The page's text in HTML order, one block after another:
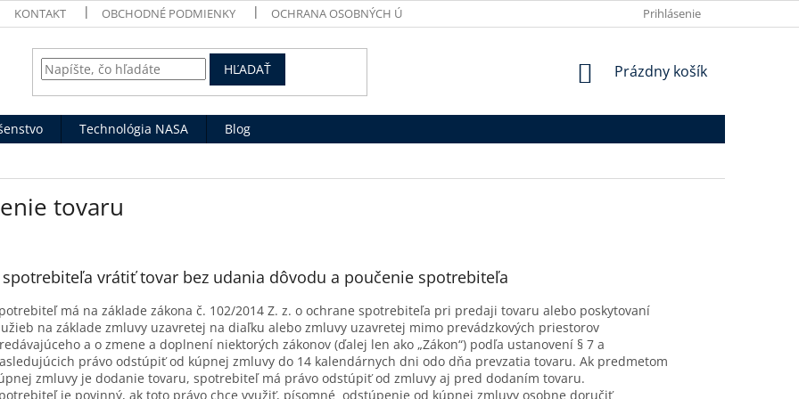
KONTAKT OBCHODNÉ PODMIENKY OCHRANA OSOBNÝCH ÚDAJOV MOJA OBJEDNÁVKA
Prihlásenie
HĽADAŤ
NÁKUPNÝ
Prázdny košík
Technológia NASA
Blog
tovaru
spotrebiteľa vrátiť tovar bez udania dôvodu a poučenie spotrebiteľa
má na základe zákona č. 102/2014 Z. z. o ochrane spotrebiteľa pri predaji tovaru alebo poskytovaní
na základe zmluvy uzavretej na diaľku alebo zmluvy uzavretej mimo prevádzkových priestorov
a o zmene a doplnení niektorých zákonov (ďalej len ako „Zákon“) podľa ustanovení § 7 a
právo odstúpiť od kúpnej zmluvy do 14 kalendárnych dni odo dňa prevzatia tovaru. Ak predmetom
zmluvy je dodanie tovaru, spotrebiteľ má právo odstúpiť od zmluvy aj pred dodaním tovaru.
je povinný, ak toto právo chce využiť, písomné odstúpenie od kúpnej zmluvy osobne doručiť